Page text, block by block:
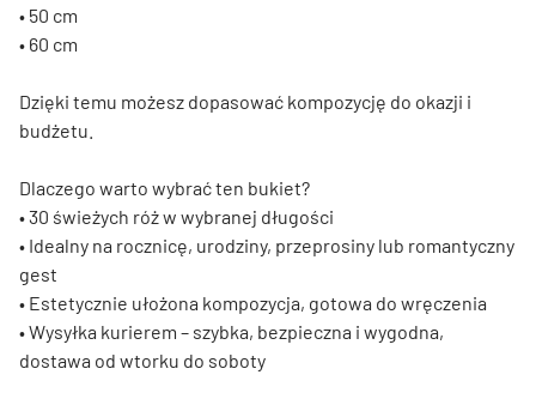
• 50 cm
• 60 cm
Dzięki temu możesz dopasować kompozycję do okazji i
budżetu.
Dlaczego warto wybrać ten bukiet?
• 30 świeżych róż w wybranej długości
• Idealny na rocznicę, urodziny, przeprosiny lub romantyczny
gest
• Estetycznie ułożona kompozycja, gotowa do wręczenia
• Wysyłka kurierem – szybka, bezpieczna i wygodna,
dostawa od wtorku do soboty